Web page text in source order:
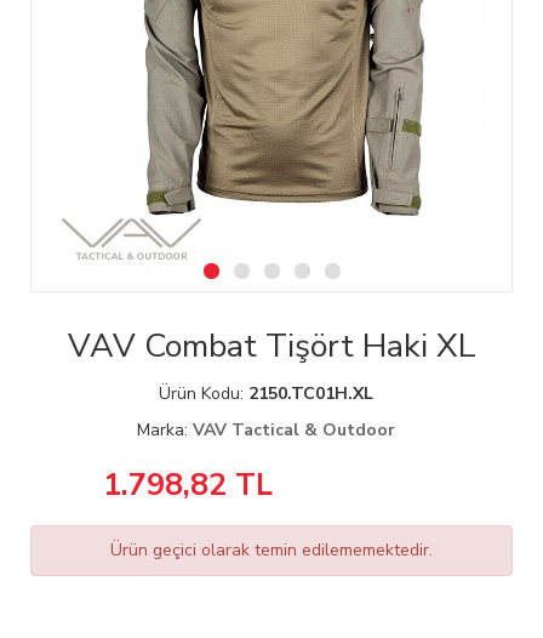
VAV Combat Tişört Haki XL
Ürün Kodu: 2150.TC01H.XL
Marka: VAV Tactical & Outdoor
1.798,82 TL
Ürün geçici olarak temin edilememektedir.